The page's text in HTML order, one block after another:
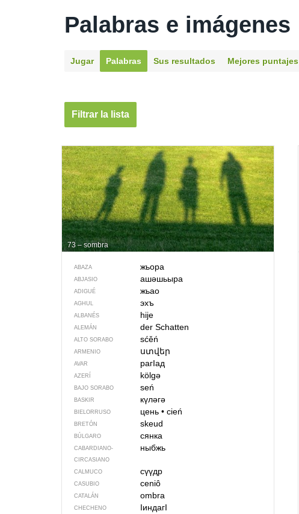
Palabras e imágenes
Jugar Palabras Sus resultados Mejores puntajes
Filtrar la lista
73 – sombra
ABAZA жьора
ABJASIO ашәшьыра
ADIGUÉ жьао
AGHUL эхъ
ALBANÉS hije
ALEMÁN der Schatten
ALTO SORABO sćěń
ARMENIO ստվեր
AVAR рагIад
AZERÍ kölgə
BAJO SORABO seń
BASKIR күләгә
BIELORRUSO цень •cień
BRETÓN skeud
BÚLGARO сянка
CABARDIANO-
CIRCASIANO
ныбжь
CALMUCO сүүдр
CASUBIO ceniô
CATALÁN ombra
CHECHENO IиндагI